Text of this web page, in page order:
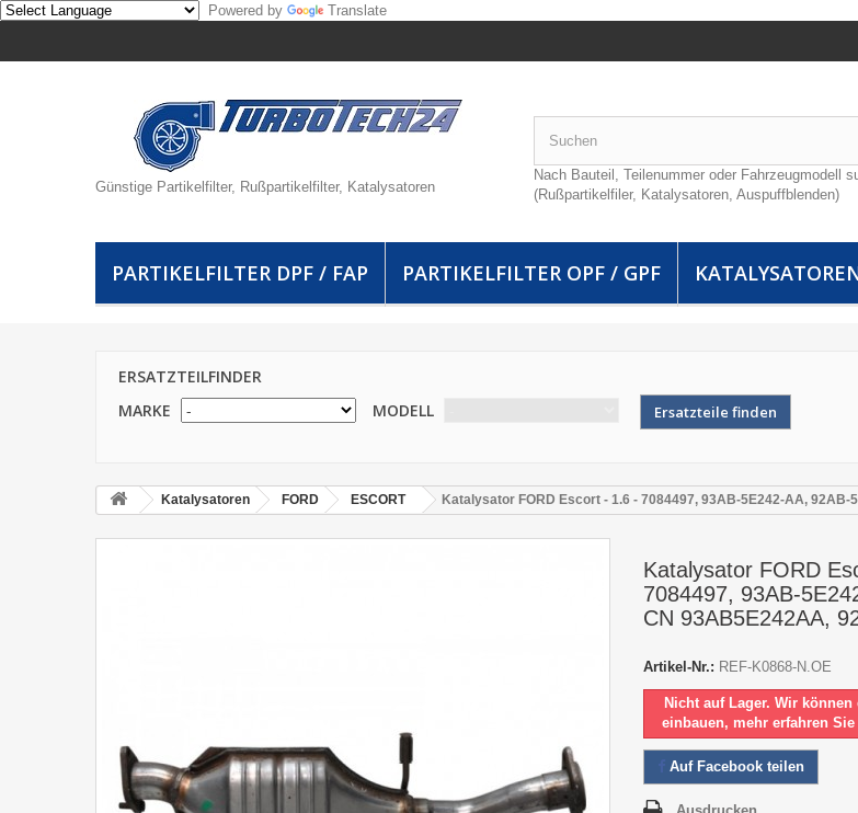
Powered by
Translate
Günstige Partikelfilter, Rußpartikelfilter, Katalysatoren
Nach Bauteil, Teilenummer oder Fahrzeugmodell
(Rußpartikelfiler, Katalysatoren, Auspuffblenden)
PARTIKELFILTER DPF / FAP PARTIKELFILTER OPF / GPF
ERSATZTEILFINDER
MARKE
MODELL
Katalysatoren FORD ESCORT Katalysator FORD Escort - 1.6 - 7084497, 93AB-5E242-AA, 92AB-
Katalysator FORD
7084497, 93AB-
CN 93AB5E242AA,
Artikel-Nr.: REF-K0868-N.OE
Nicht auf Lager. Wir
einbauen, mehr erfahren Sie
Auf Facebook teilen